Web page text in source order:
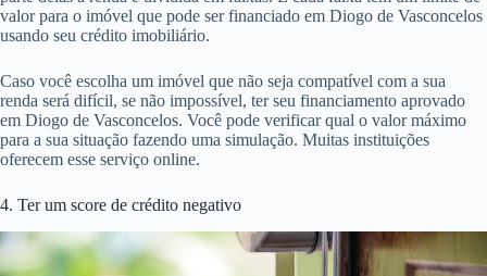
valor para o imóvel que pode ser financiado em Diogo de Vasconcelos
usando seu crédito imobiliário.
Caso você escolha um imóvel que não seja compatível com a sua
renda será difícil, se não impossível, ter seu financiamento aprovado
em Diogo de Vasconcelos. Você pode verificar qual o valor máximo
para a sua situação fazendo uma simulação. Muitas instituições
oferecem esse serviço online.
4. Ter um score de crédito negativo